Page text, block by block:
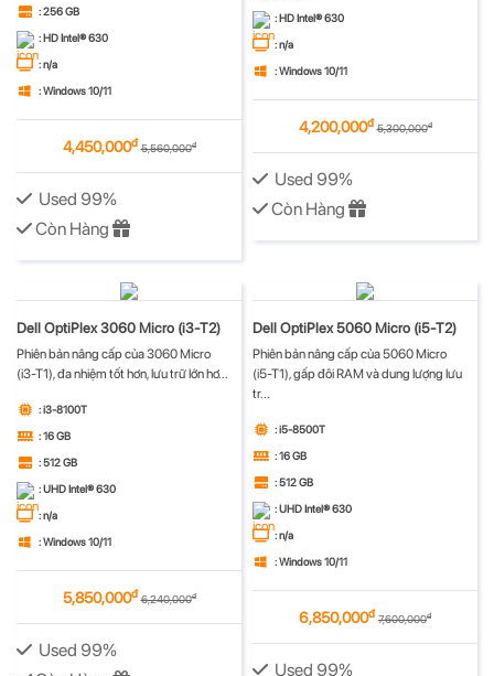
: 256 GB
: HD Intel® 630
: n/a
: Windows 10/11
4,450,000đ 5,560,000đ
Used 99%
Còn Hàng
: HD Intel® 630
: n/a
: Windows 10/11
4,200,000đ 5,300,000đ
Used 99%
Còn Hàng
Dell OptiPlex 3060 Micro (i3-T2)
Phiên bản nâng cấp của 3060 Micro
(i3-T1), đa nhiệm tốt hơn, lưu trữ lớn hơ...
: i3-8100T
: 16 GB
: 512 GB
: UHD Intel® 630
: n/a
: Windows 10/11
5,850,000đ 6,240,000đ
Used 99%
Dell OptiPlex 5060 Micro (i5-T2)
Phiên bản nâng cấp của 5060 Micro
(i5-T1), gấp đôi RAM và dung lượng lưu
tr...
: i5-8500T
: 16 GB
: 512 GB
: UHD Intel® 630
: n/a
: Windows 10/11
6,850,000đ 7,600,000đ
Used 99%